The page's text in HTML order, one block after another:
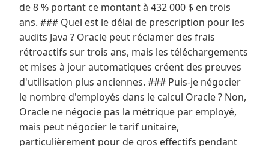
de 8 % portant ce montant à 432 000 $ en trois
ans. ### Quel est le délai de prescription pour les
audits Java ? Oracle peut réclamer des frais
rétroactifs sur trois ans, mais les téléchargements
et mises à jour automatiques créent des preuves
d'utilisation plus anciennes. ### Puis-je négocier
le nombre d'employés dans le calcul Oracle ? Non,
Oracle ne négocie pas la métrique par employé,
mais peut négocier le tarif unitaire,
particulièrement pour de gros effectifs pendant